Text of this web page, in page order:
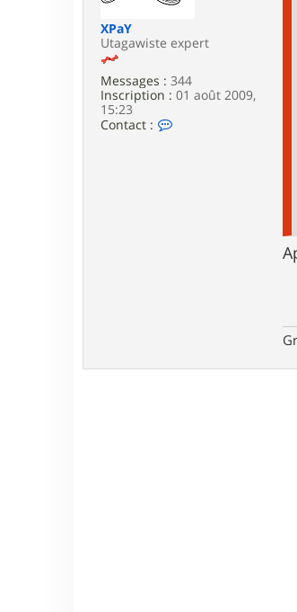
XPaY
Utagawiste expert
Messages : 344
Inscription : 01 août 2009,
15:23
Contact :